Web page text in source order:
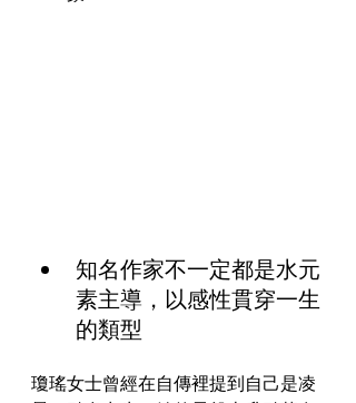
知名作家不一定都是水元
素主導，以感性貫穿一生
的類型
瓊瑤女士曾經在自傳裡提到自己是凌